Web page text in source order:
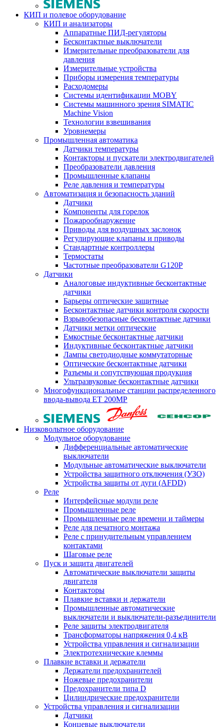
КИП и полевое оборудование
КИП и анализаторы
Аппаратные ПИД-регуляторы
Бесконтактные выключатели
Измерительные преобразователи для
давления
Измерительные устройства
Приборы измерения температуры
Расходомеры
Системы идентификации MOBY
Системы машинного зрения SIMATIC
Machine Vision
Технологии взвешивания
Уровнемеры
Промышленная автоматика
Датчики температуры
Контакторы и пускатели электродвигателей
Преобразователи давления
Промышленные клапаны
Реле давления и температуры
Автоматизация и безопасность зданий
Датчики
Компоненты для горелок
Пожарообнаружение
Приводы для воздушных заслонок
Регулирующие клапаны и приводы
Стандартные контроллеры
Термостаты
Частотные преобразователи G120P
Датчики
Аналоговые индуктивные бесконтактные
датчики
Барьеры оптические защитные
Бесконтактные датчики контроля скорости
Взрывобезопасные бесконтактные датчики
Датчики метки оптические
Емкостные бесконтактные датчики
Индуктивные бесконтактные датчики
Лампы светодиодные коммутаторные
Оптические бесконтактные датчики
Разъемы и сопутствующая продукция
Ультразвуковые бесконтактные датчики
Многофункциональные станции распределенного
ввода-вывода ET 200MP
Низковольтное оборудование
Модульное оборудование
Дифференциальные автоматические
выключатели
Модульные автоматические выключатели
Устройства защитного отключения (УЗО)
Устройства защиты от дуги (AFDD)
Реле
Интерфейсные модули реле
Промышленные реле
Промышленные реле времени и таймеры
Реле для печатного монтажа
Реле с принудительным управлением
контактами
Шаговые реле
Пуск и защита двигателей
Автоматические выключатели защиты
двигателя
Контакторы
Плавкие вставки и держатели
Промышленные автоматические
выключатели и выключатели-разъединители
Реле защиты электродвигателя
Трансформаторы напряжения 0,4 кВ
Устройства управления и сигнализации
Электротехнические клеммы
Плавкие вставки и держатели
Держатели предохранителей
Ножевые предохранители
Предохранители типа D
Цилиндрические предохранители
Устройства управления и сигнализации
Датчики
Концевые выключатели